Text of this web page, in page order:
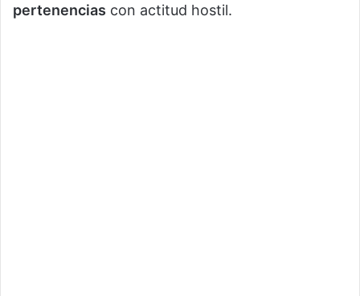
pertenencias con actitud hostil.